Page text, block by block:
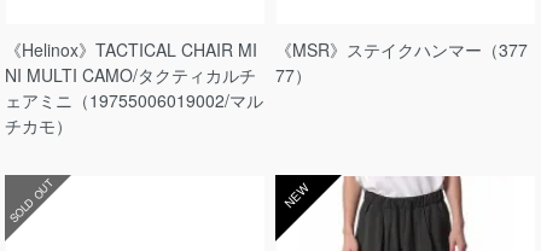
《Helinox》TACTICAL CHAIR MI
NI MULTI CAMO/タクティカルチ
ェアミニ（19755006019002/マル
チカモ）
《MSR》ステイクハンマー（377
77）
SOLD OUT NEW